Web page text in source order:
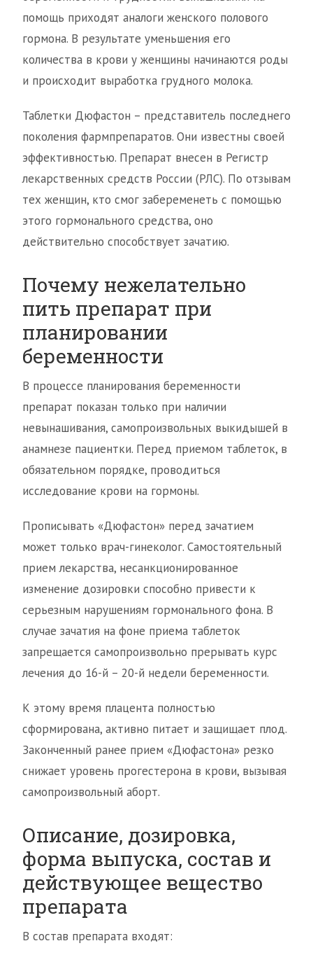
помощь приходят аналоги женского полового
гормона. В результате уменьшения его
количества в крови у женщины начинаются роды
и происходит выработка грудного молока.
Таблетки Дюфастон – представитель последнего
поколения фармпрепаратов. Они известны своей
эффективностью. Препарат внесен в Регистр
лекарственных средств России (РЛС). По отзывам
тех женщин, кто смог забеременеть с помощью
этого гормонального средства, оно
действительно способствует зачатию.
Почему нежелательно
пить препарат при
планировании
беременности
В процессе планирования беременности
препарат показан только при наличии
невынашивания, самопроизвольных выкидышей в
анамнезе пациентки. Перед приемом таблеток, в
обязательном порядке, проводиться
исследование крови на гормоны.
Прописывать «Дюфастон» перед зачатием
может только врач-гинеколог. Самостоятельный
прием лекарства, несанкционированное
изменение дозировки способно привести к
серьезным нарушениям гормонального фона. В
случае зачатия на фоне приема таблеток
запрещается самопроизвольно прерывать курс
лечения до 16-й – 20-й недели беременности.
К этому время плацента полностью
сформирована, активно питает и защищает плод.
Законченный ранее прием «Дюфастона» резко
снижает уровень прогестерона в крови, вызывая
самопроизвольный аборт.
Описание, дозировка,
форма выпуска, состав и
действующее вещество
препарата
В состав препарата входят: